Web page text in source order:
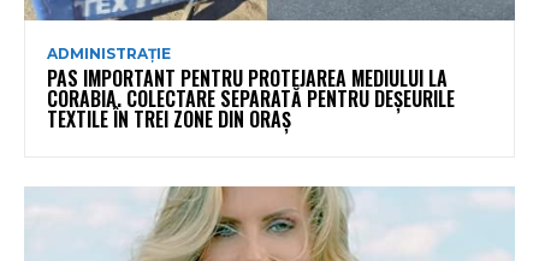
ADMINISTRAȚIE
PAS IMPORTANT PENTRU PROTEJAREA MEDIULUI LA
CORABIA. COLECTARE SEPARATĂ PENTRU DEȘEURILE
TEXTILE ÎN TREI ZONE DIN ORAȘ